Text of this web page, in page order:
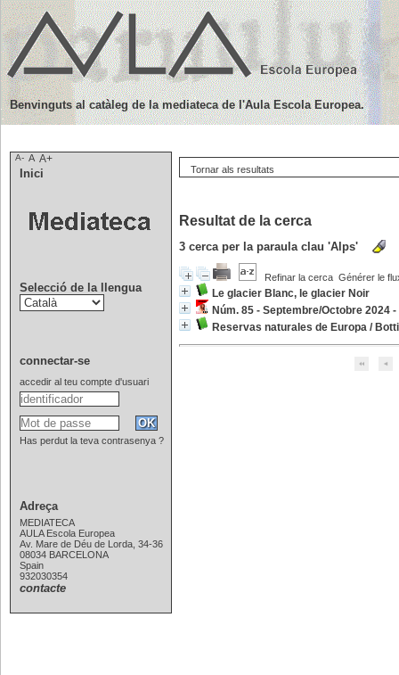
Tornar als resultats
Resultat de la cerca
3 cerca per la paraula clau 'Alps'
Refinar la cerca Générer le
Le glacier Blanc, le glacier Noir
Núm. 85 - Septembre/Octobre 2024
Reservas naturales de Europa /
Benvinguts al catàleg de la mediateca de l'Aula Escola Europea.
A- A A+
Inici
Selecció de la llengua
connectar-se
accedir al teu compte d'usuari
Has perdut la teva contrasenya ?
Adreça
MEDIATECA
AULA Escola Europea
Av. Mare de Déu de Lorda, 34-36
08034 BARCELONA
Spain
932030354
contacte